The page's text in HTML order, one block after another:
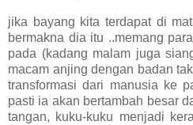
jika bayang kita terdapat di
bermakna dia itu ..memang
pada (kadang malam juga
macam anjing dengan badan
transformasi dari manusia ke
pasti ia akan bertambah besar
tangan, kuku-kuku menjadi